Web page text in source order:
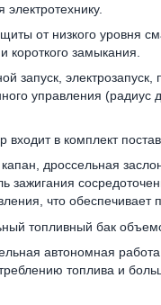
от низкого уровня
короткого замыкания.
запуск, электрозапуск,
управления (радиус
входит в комплект
дроссельная
зажигания
что обеспечивает
топливный бак
автономная
топлива и